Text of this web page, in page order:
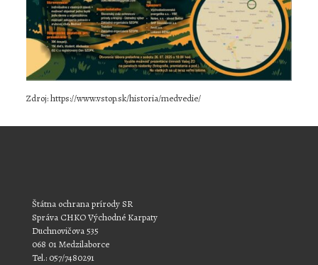
Zdroj: https://www.vstop.sk/historia/medvedie/
Štátna ochrana prírody SR
Správa CHKO Východné Karpaty
Duchnovičova 535
068 01 Medzilaborce
Tel.: 057/7480291